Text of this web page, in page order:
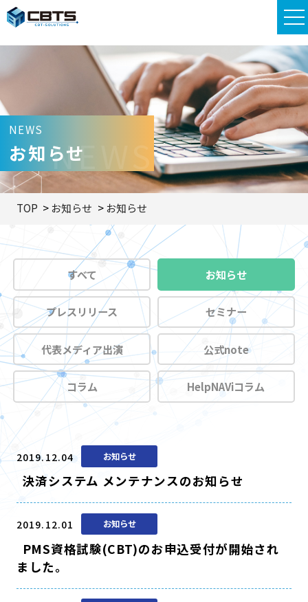
NEWS
お知らせNEWS
TOP お知らせ お知らせ
すべて お知らせ
プレスリリース セミナー
代表メディア出演 公式note
コラム HelpNAViコラム
2019.12.04 お知らせ
決済システム メンテナンスのお知らせ
2019.12.01 お知らせ
PMS資格試験(CBT)のお申込受付が開始され
ました。